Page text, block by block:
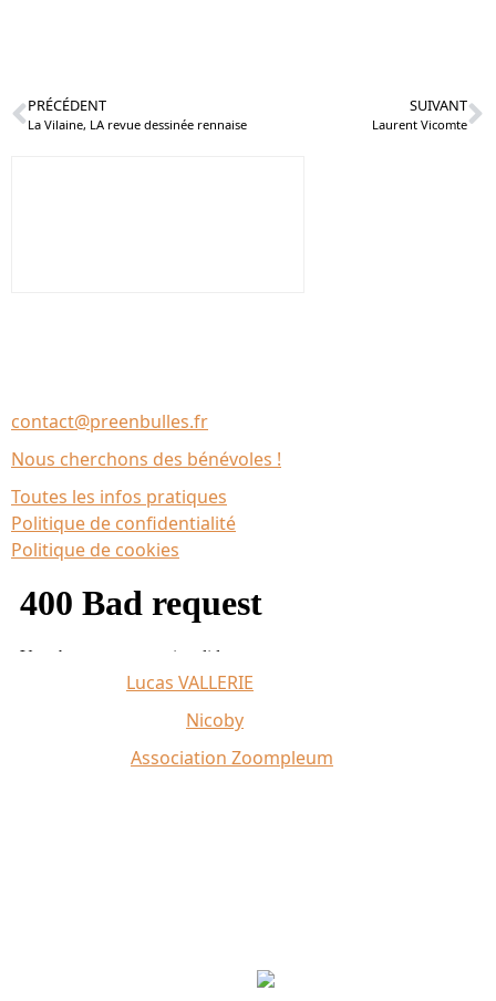
PRÉCÉDENT
La Vilaine, LA revue dessinée rennaise
SUIVANT
Laurent Vicomte
contact@preenbulles.fr
Nous cherchons des bénévoles !
Toutes les infos pratiques
Politique de confidentialité
Politique de cookies
Lucas VALLERIE
Nicoby
Association Zoompleum